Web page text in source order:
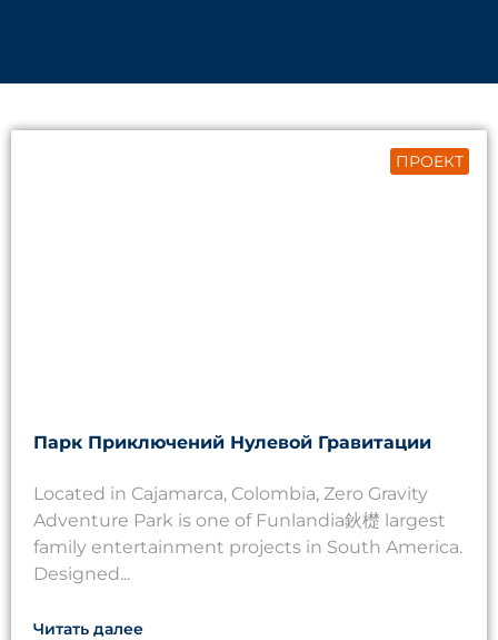
Парк Приключений Нулевой Гравитации
Located in Cajamarca, Colombia, Zero Gravity
Adventure Park is one of Funlandia鈥檚 largest
family entertainment projects in South America.
Designed...
Читать далее
ПРОЕКТ